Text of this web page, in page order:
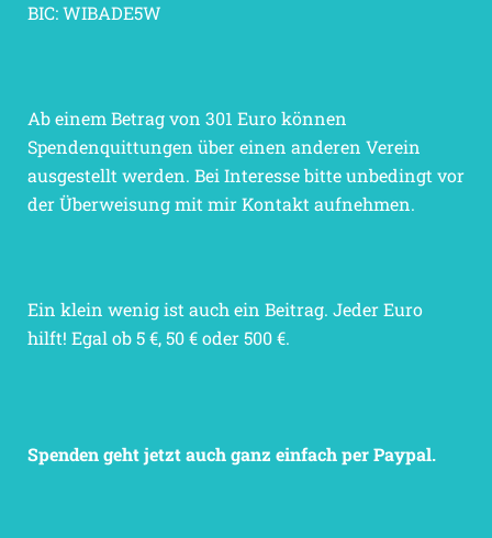
BIC: WIBADE5W
Ab einem Betrag von 301 Euro können
Spendenquittungen über einen anderen Verein
ausgestellt werden. Bei Interesse bitte unbedingt vor
der Überweisung mit mir Kontakt aufnehmen.
Ein klein wenig ist auch ein Beitrag. Jeder Euro
hilft! Egal ob 5 €, 50 € oder 500 €.
Spenden geht jetzt auch ganz einfach per Paypal.